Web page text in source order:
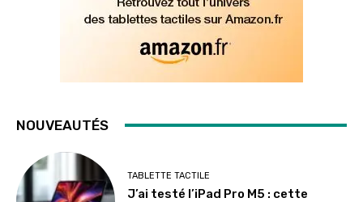
NOUVEAUTÉS
TABLETTE TACTILE
J’ai testé l’iPad Pro M5 : cette